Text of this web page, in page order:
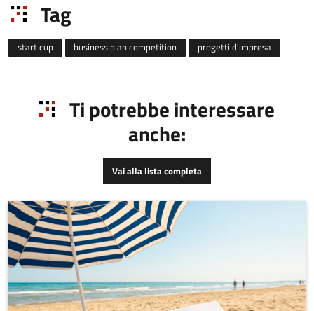
l'Innovazione.
Tag
start cup business plan competition progetti d'impresa
Ti potrebbe interessare
anche:
Vai alla lista completa